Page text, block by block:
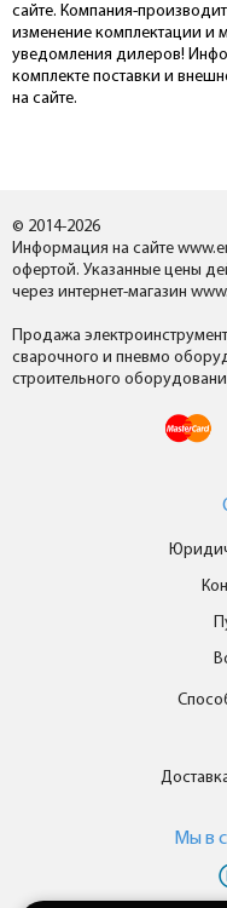
сайте. Компания-
изменение комплектации и
уведомления дилеров!
комплекте поставки и
на сайте.
© 2014-2026
Информация на сайте
офертой. Указанные цены
через интернет-магазин
Продажа
сварочного и пневмо
строительного
Мы в